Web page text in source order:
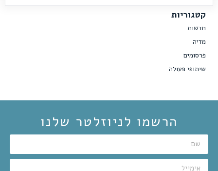
קטגוריות
חדשות
מדיה
פרסומים
שיתופי פעולה
הרשמו לניוזלטר שלנו